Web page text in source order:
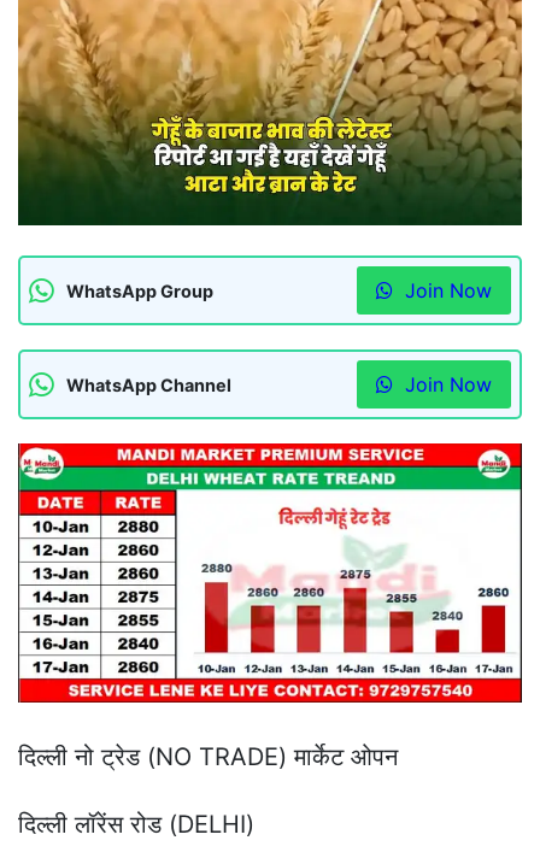
WhatsApp Group Join Now
WhatsApp Channel Join Now
दिल्ली नो ट्रेड (NO TRADE) मार्केट ओपन
दिल्ली लॉरेंस रोड (DELHI)